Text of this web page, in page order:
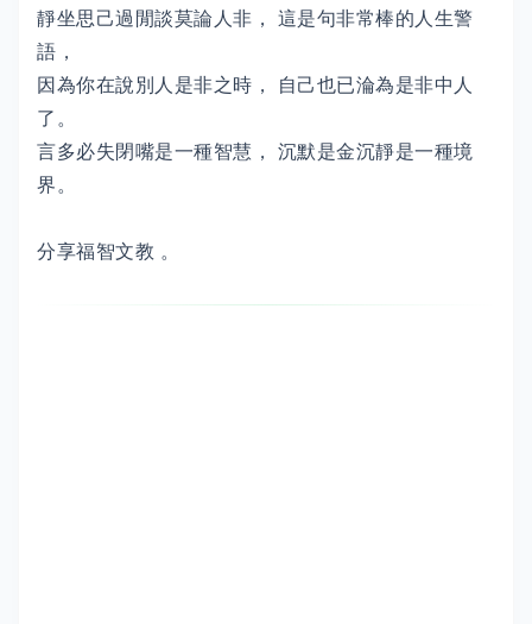
靜坐思己過閒談莫論人非， 這是句非常棒的人生警
語，
因為你在說別人是非之時， 自己也已淪為是非中人
了。
言多必失閉嘴是一種智慧， 沉默是金沉靜是一種境
界。
分享福智文教 。